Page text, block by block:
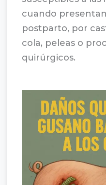
cuando
postparto, por
cola, peleas o
quirúrgicos.